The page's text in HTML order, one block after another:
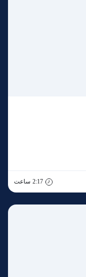
2:17 ساعت